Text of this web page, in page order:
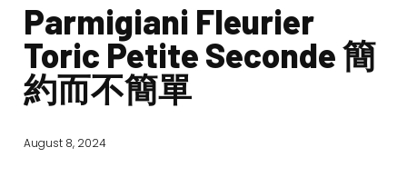
Parmigiani Fleurier
Toric Petite Seconde 簡
約而不簡單
August 8, 2024